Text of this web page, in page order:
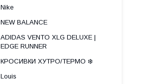
Nike
NEW BALANCE
ADIDAS VENTO XLG DELUXE |
EDGE RUNNER
КРОСИВКИ ХУТРО/ТЕРМО ❄️
Louis